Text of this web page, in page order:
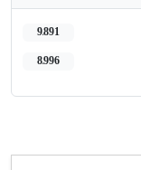
9,891
8,996